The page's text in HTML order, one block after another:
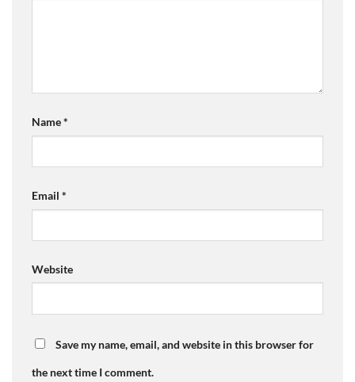
Name*
Email *
Website
Save my name, email, and website in this browser for
the next time I comment.